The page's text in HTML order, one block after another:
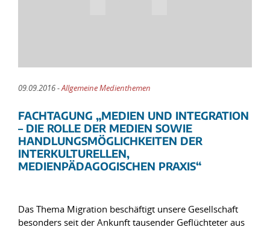
09.09.2016 -Allgemeine Medienthemen
FACHTAGUNG „MEDIEN UND INTEGRATION
– DIE ROLLE DER MEDIEN SOWIE
HANDLUNGSMÖGLICHKEITEN DER
INTERKULTURELLEN,
MEDIENPÄDAGOGISCHEN PRAXIS“
Das Thema Migration beschäftigt unsere Gesellschaft
besonders seit der Ankunft tausender Geflüchteter aus